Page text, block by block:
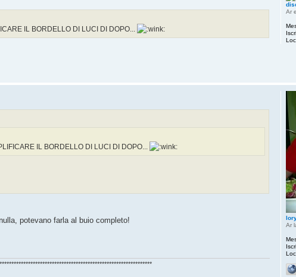
IL BORDELLO DI LUCI DI DOPO...
Ar
IL BORDELLO DI LUCI DI DOPO...
potevano farla al buio completo!
Ar